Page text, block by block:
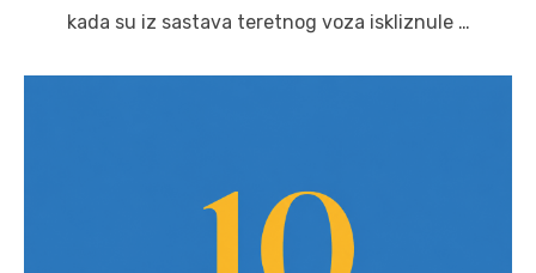
kada su iz sastava teretnog voza iskliznule …